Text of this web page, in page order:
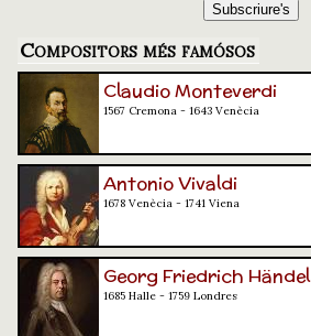
Compositors més famósos
Claudio Monteverdi
1567 Cremona - 1643 Venècia
Antonio Vivaldi
1678 Venècia - 1741 Viena
Georg Friedrich Händel
1685 Halle - 1759 Londres